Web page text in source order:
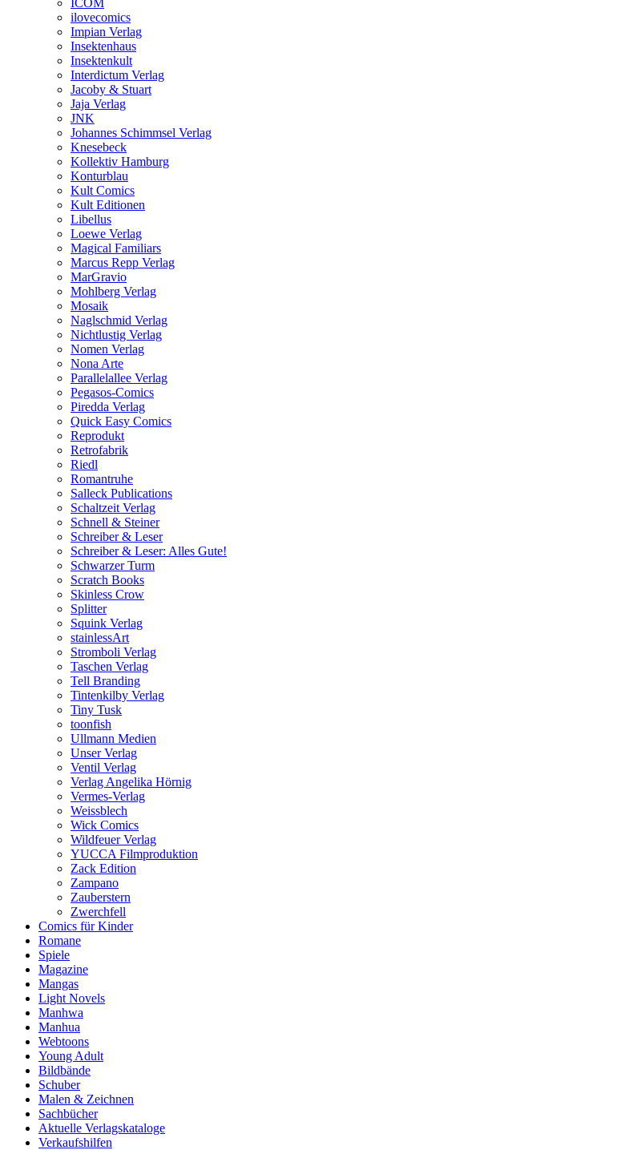
ICOM
ilovecomics
Impian Verlag
Insektenhaus
Insektenkult
Interdictum Verlag
Jacoby & Stuart
Jaja Verlag
JNK
Johannes Schimmsel Verlag
Knesebeck
Kollektiv Hamburg
Konturblau
Kult Comics
Kult Editionen
Libellus
Loewe Verlag
Magical Familiars
Marcus Repp Verlag
MarGravio
Mohlberg Verlag
Mosaik
Naglschmid Verlag
Nichtlustig Verlag
Nomen Verlag
Nona Arte
Parallelallee Verlag
Pegasos-Comics
Piredda Verlag
Quick Easy Comics
Reprodukt
Retrofabrik
Riedl
Romantruhe
Salleck Publications
Schaltzeit Verlag
Schnell & Steiner
Schreiber & Leser
Schreiber & Leser: Alles Gute!
Schwarzer Turm
Scratch Books
Skinless Crow
Splitter
Squink Verlag
stainlessArt
Stromboli Verlag
Taschen Verlag
Tell Branding
Tintenkilby Verlag
Tiny Tusk
toonfish
Ullmann Medien
Unser Verlag
Ventil Verlag
Verlag Angelika Hörnig
Vermes-Verlag
Weissblech
Wick Comics
Wildfeuer Verlag
YUCCA Filmproduktion
Zack Edition
Zampano
Zauberstern
Zwerchfell
Comics für Kinder
Romane
Spiele
Magazine
Mangas
Light Novels
Manhwa
Manhua
Webtoons
Young Adult
Bildbände
Schuber
Malen & Zeichnen
Sachbücher
Aktuelle Verlagskataloge
Verkaufshilfen